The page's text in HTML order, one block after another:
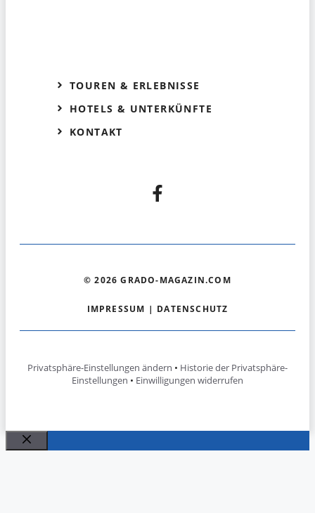
TOUREN & ERLEBNISSE
HOTELS & UNTERKÜNFTE
KONTAKT
© 2026 GRADO-MAGAZIN.COM
IMPRESSUM | DATENSCHUTZ
Privatsphäre-Einstellungen ändern • Historie der Privatsphäre-
Einstellungen • Einwilligungen widerrufen
Schließen